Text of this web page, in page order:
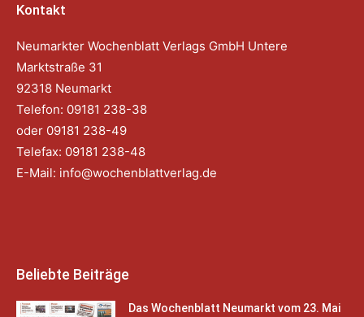
Kontakt
Neumarkter Wochenblatt Verlags GmbH Untere
Marktstraße 31
92318 Neumarkt
Telefon: 09181 238-38
oder 09181 238-49
Telefax: 09181 238-48
E-Mail: info@wochenblattverlag.de
Beliebte Beiträge
Das Wochenblatt Neumarkt vom 23. Mai